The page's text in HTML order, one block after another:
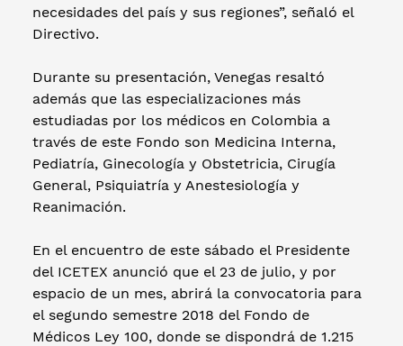
necesidades del país y sus regiones”, señaló el
Directivo.
Durante su presentación, Venegas resaltó
además que las especializaciones más
estudiadas por los médicos en Colombia a
través de este Fondo son Medicina Interna,
Pediatría, Ginecología y Obstetricia, Cirugía
General, Psiquiatría y Anestesiología y
Reanimación.
En el encuentro de este sábado el Presidente
del ICETEX anunció que el 23 de julio, y por
espacio de un mes, abrirá la convocatoria para
el segundo semestre 2018 del Fondo de
Médicos Ley 100, donde se dispondrá de 1.215